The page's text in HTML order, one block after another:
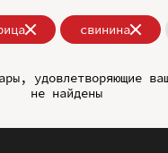
свинина
удовлетворяющие
не найдены